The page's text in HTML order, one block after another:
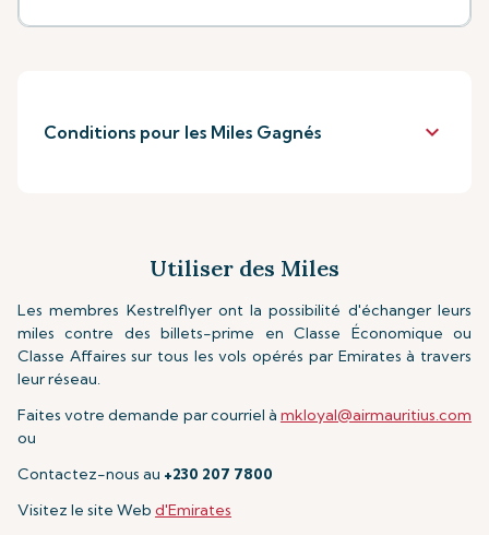
Conditions pour les Miles Gagnés keyboard_arrow_down
Utiliser des Miles
Les membres Kestrelflyer ont la possibilité d'échanger leurs
miles contre des billets-prime en Classe Économique ou
Classe Affaires sur tous les vols opérés par Emirates à travers
leur réseau.
Faites votre demande parcourriel àmkloyal@airmauritius.com
ou
Contactez-nous au +230 207 7800
Visitez le site Web d'Emirates